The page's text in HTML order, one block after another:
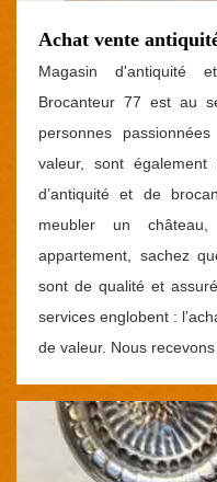
Achat vente
Magasin d'antiquité
Brocanteur 77 est au
personnes
valeur, sont
d’antiquité et de
meubler un
appartement, sachez
sont de qualité et
services englobent :
de valeur. Nous